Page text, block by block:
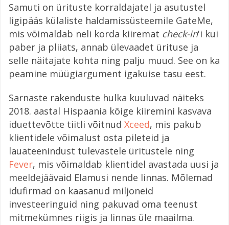
Samuti on ürituste korraldajatel ja asutustel
ligipääs külaliste haldamissüsteemile GateMe,
mis võimaldab neli korda kiiremat check-in'i kui
paber ja pliiats, annab ülevaadet ürituse ja
selle näitajate kohta ning palju muud. See on ka
peamine müügiargument igakuise tasu eest.
Sarnaste rakenduste hulka kuuluvad näiteks
2018. aastal Hispaania kõige kiiremini kasvava
iduettevõtte tiitli võitnud Xceed, mis pakub
klientidele võimalust osta pileteid ja
lauateenindust tulevastele üritustele ning
Fever, mis võimaldab klientidel avastada uusi ja
meeldejäävaid Elamusi nende linnas. Mõlemad
idufirmad on kaasanud miljoneid
investeeringuid ning pakuvad oma teenust
mitmekümnes riigis ja linnas üle maailma.